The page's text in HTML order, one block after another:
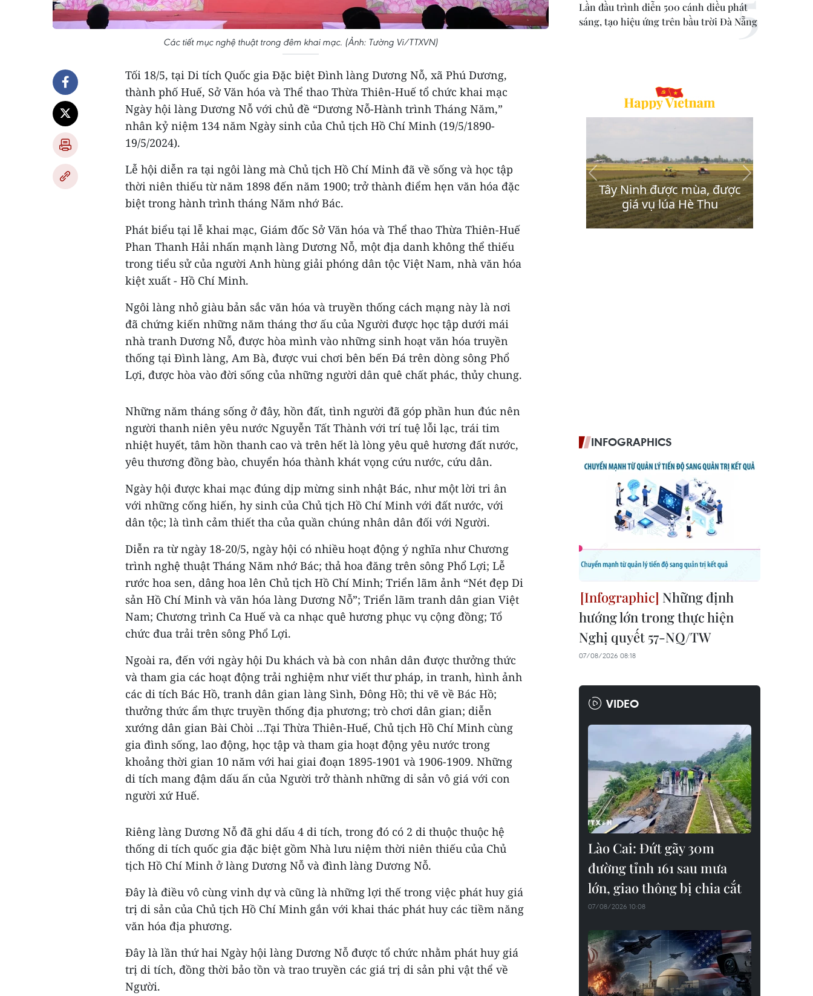
Các tiết mục nghệ thuật trong đêm khai mạc. (Ảnh: Tường Vi/TTXVN)
Tối 18/5, tại Di tích Quốc gia Đặc biệt Đình làng Dương Nỗ, xã Phú Dương,
thành phố Huế, Sở Văn hóa và Thể thao Thừa Thiên-Huế tổ chức khai mạc
Ngày hội làng Dương Nỗ với chủ đề “Dương Nỗ-Hành trình Tháng Năm,”
nhân kỷ niệm 134 năm Ngày sinh của Chủ tịch Hồ Chí Minh (19/5/1890-
19/5/2024).
Lễ hội diễn ra tại ngôi làng mà Chủ tịch Hồ Chí Minh đã về sống và học tập
thời niên thiếu từ năm 1898 đến năm 1900; trở thành điểm hẹn văn hóa đặc
biệt trong hành trình tháng Năm nhớ Bác.
Phát biểu tại lễ khai mạc, Giám đốc Sở Văn hóa và Thể thao Thừa Thiên-Huế
Phan Thanh Hải nhấn mạnh làng Dương Nỗ, một địa danh không thể thiếu
trong tiểu sử của người Anh hùng giải phóng dân tộc Việt Nam, nhà văn hóa
kiệt xuất - Hồ Chí Minh.
Ngôi làng nhỏ giàu bản sắc văn hóa và truyền thống cách mạng này là nơi
đã chứng kiến những năm tháng thơ ấu của Người được học tập dưới mái
nhà tranh Dương Nỗ, được hòa mình vào những sinh hoạt văn hóa truyền
thống tại Đình làng, Am Bà, được vui chơi bên bến Đá trên dòng sông Phổ
Lợi, được hòa vào đời sống của những người dân quê chất phác, thủy chung.
Những năm tháng sống ở đây, hồn đất, tình người đã góp phần hun đúc nên
người thanh niên yêu nước Nguyễn Tất Thành với trí tuệ lỗi lạc, trái tim
nhiệt huyết, tâm hồn thanh cao và trên hết là lòng yêu quê hương đất nước,
yêu thương đồng bào, chuyển hóa thành khát vọng cứu nước, cứu dân.
Ngày hội được khai mạc đúng dịp mừng sinh nhật Bác, như một lời tri ân
với những cống hiến, hy sinh của Chủ tịch Hồ Chí Minh với đất nước, với
dân tộc; là tình cảm thiết tha của quần chúng nhân dân đối với Người.
Diễn ra từ ngày 18-20/5, ngày hội có nhiều hoạt động ý nghĩa như Chương
trình nghệ thuật Tháng Năm nhớ Bác; thả hoa đăng trên sông Phổ Lợi; Lễ
rước hoa sen, dâng hoa lên Chủ tịch Hồ Chí Minh; Triển lãm ảnh “Nét đẹp Di
sản Hồ Chí Minh và văn hóa làng Dương Nỗ”; Triển lãm tranh dân gian Việt
Nam; Chương trình Ca Huế và ca nhạc quê hương phục vụ cộng đồng; Tổ
chức đua trải trên sông Phổ Lợi.
Ngoài ra, đến với ngày hội Du khách và bà con nhân dân được thưởng thức
và tham gia các hoạt động trải nghiệm như viết thư pháp, in tranh, hình ảnh
các di tích Bác Hồ, tranh dân gian làng Sình, Đông Hồ; thi vẽ về Bác Hồ;
thưởng thức ẩm thực truyền thống địa phương; trò chơi dân gian; diễn
xướng dân gian Bài Chòi …Tại Thừa Thiên-Huế, Chủ tịch Hồ Chí Minh cùng
gia đình sống, lao động, học tập và tham gia hoạt động yêu nước trong
khoảng thời gian 10 năm với hai giai đoạn 1895-1901 và 1906-1909. Những
di tích mang đậm dấu ấn của Người trở thành những di sản vô giá với con
người xứ Huế.
Riêng làng Dương Nỗ đã ghi dấu 4 di tích, trong đó có 2 di thuộc thuộc hệ
thống di tích quốc gia đặc biệt gồm Nhà lưu niệm thời niên thiếu của Chủ
tịch Hồ Chí Minh ở làng Dương Nỗ và đình làng Dương Nỗ.
Đây là điều vô cùng vinh dự và cũng là những lợi thế trong việc phát huy giá
trị di sản của Chủ tịch Hồ Chí Minh gắn với khai thác phát huy các tiềm năng
văn hóa địa phương.
Đây là lần thứ hai Ngày hội làng Dương Nỗ được tổ chức nhằm phát huy giá
trị di tích, đồng thời bảo tồn và trao truyền các giá trị di sản phi vật thể về
Người.
Lần đầu trình diễn 500 cánh diều phát
sáng, tạo hiệu ứng trên bầu trời Đà Nẵng
INFOGRAPHICS
Những định
hướng lớn trong thực hiện
Nghị quyết 57-NQ/TW
07/08/2026 08:18
VIDEO
Lào Cai: Đứt gãy 30m
đường tỉnh 161 sau mưa
lớn, giao thông bị chia cắt
07/08/2026 10:08